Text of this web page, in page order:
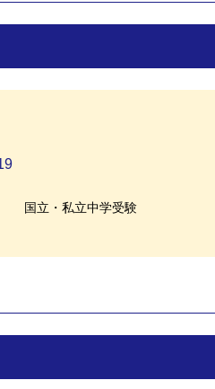
国立・私立中学受験